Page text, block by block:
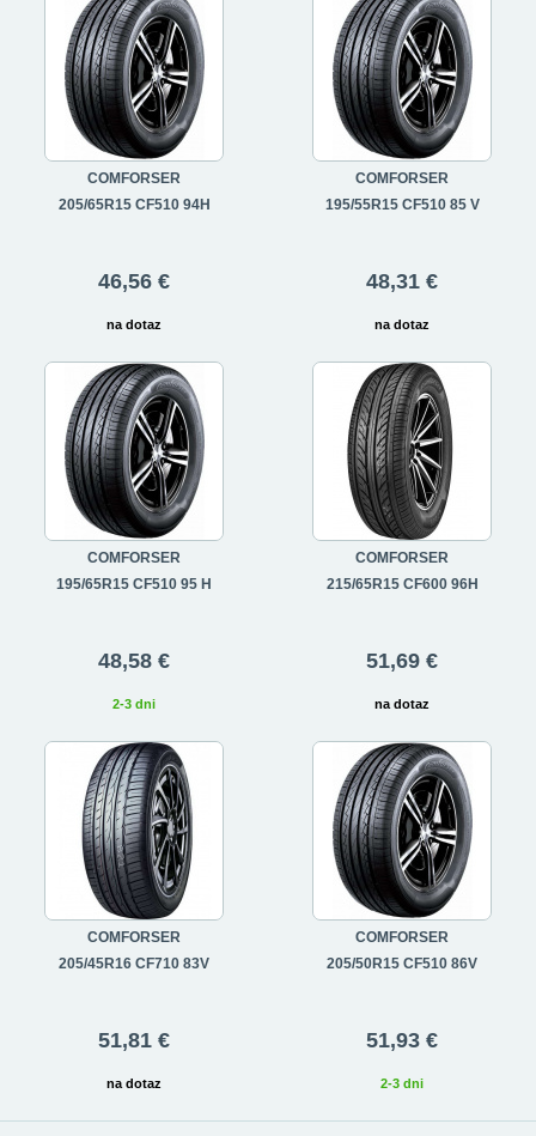
COMFORSER
205/65R15 CF510 94H
46,56 €
na dotaz
COMFORSER
195/55R15 CF510 85 V
48,31 €
na dotaz
COMFORSER
195/65R15 CF510 95 H
48,58 €
2-3 dni
COMFORSER
215/65R15 CF600 96H
51,69 €
na dotaz
COMFORSER
205/45R16 CF710 83V
51,81 €
na dotaz
COMFORSER
205/50R15 CF510 86V
51,93 €
2-3 dni